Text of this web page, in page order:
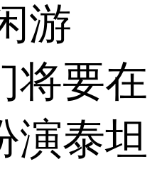
游
将要在
演泰坦